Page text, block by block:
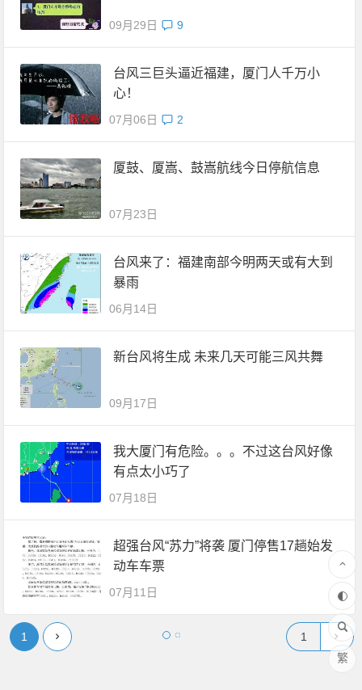
09月29日 9
台风三巨头逼近福建，厦门人千万小
心！
07月06日 2
厦鼓、厦嵩、鼓嵩航线今日停航信息
07月23日
台风来了：福建南部今明两天或有大到
暴雨
06月14日
新台风将生成 未来几天可能三风共舞
09月17日
我大厦门有危险。。。不过这台风好像
有点太小巧了
07月18日
超强台风“苏力”将袭 厦门停售17趟始发
动车车票
07月11日
1
繁